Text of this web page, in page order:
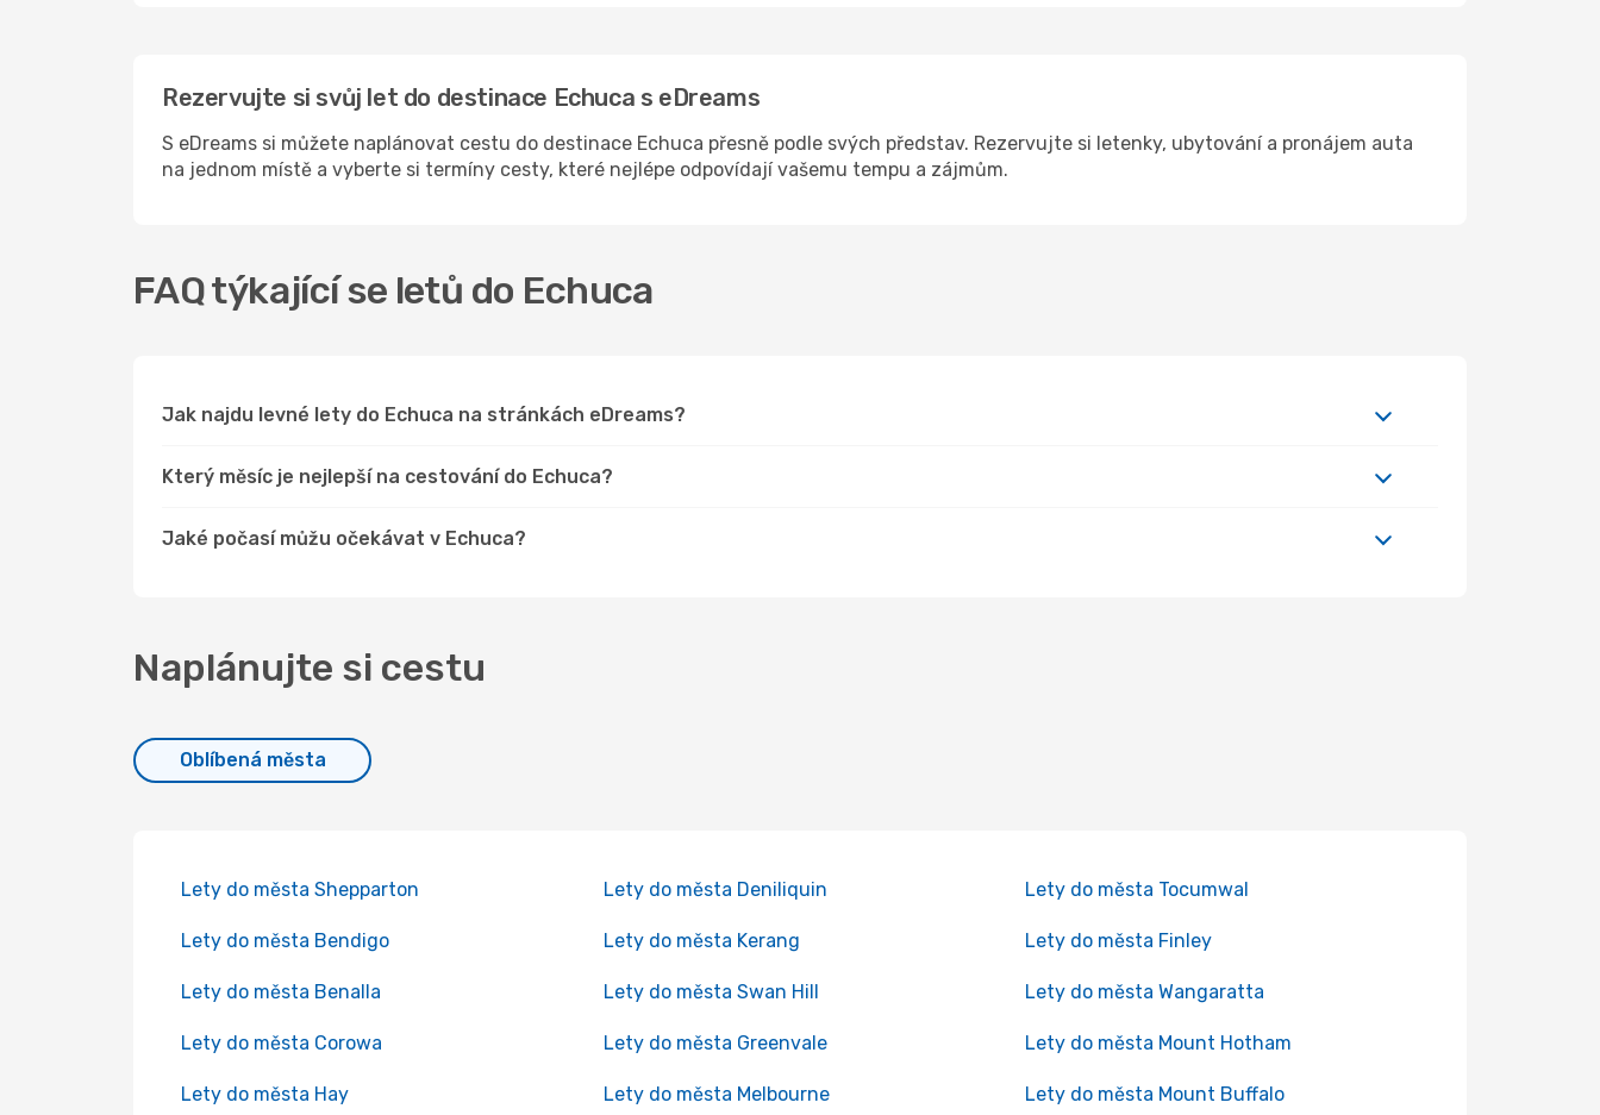
Rezervujte si svůj let do destinace Echuca s eDreams
S eDreams si můžete naplánovat cestu do destinace Echuca přesně podle svých představ. Rezervujte si letenky, ubytování a pronájem auta
na jednom místě a vyberte si termíny cesty, které nejlépe odpovídají vašemu tempu a zájmům.
FAQ týkající se letů do Echuca
Jak najdu levné lety do Echuca na stránkách eDreams?
Který měsíc je nejlepší na cestování do Echuca?
Jaké počasí můžu očekávat v Echuca?
Naplánujte si cestu
Oblíbená města
Lety do města Shepparton Lety do města Deniliquin Lety do města Tocumwal
Lety do města Bendigo Lety do města Kerang Lety do města Finley
Lety do města Benalla Lety do města Swan Hill Lety do města Wangaratta
Lety do města Corowa Lety do města Greenvale Lety do města Mount Hotham
Lety do města Hay Lety do města Melbourne Lety do města Mount Buffalo